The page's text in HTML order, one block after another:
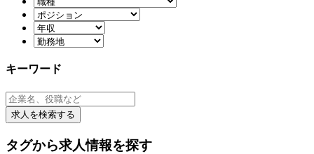
キーワード
求人を検索する
タグから求人情報を探す